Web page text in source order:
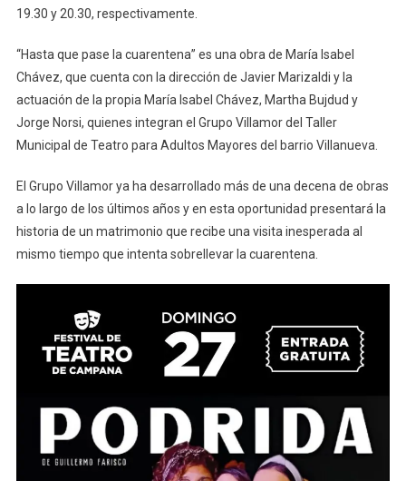
19.30 y 20.30, respectivamente.
“Hasta que pase la cuarentena” es una obra de María Isabel
Chávez, que cuenta con la dirección de Javier Marizaldi y la
actuación de la propia María Isabel Chávez, Martha Bujdud y
Jorge Norsi, quienes integran el Grupo Villamor del Taller
Municipal de Teatro para Adultos Mayores del barrio Villanueva.
El Grupo Villamor ya ha desarrollado más de una decena de obras
a lo largo de los últimos años y en esta oportunidad presentará la
historia de un matrimonio que recibe una visita inesperada al
mismo tiempo que intenta sobrellevar la cuarentena.